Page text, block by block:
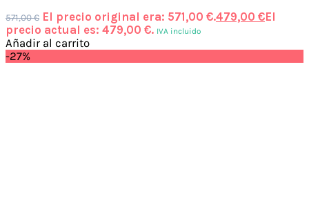
571,00€ El precio original era: 571,00 €.479,00 € El
precio actual es: 479,00 €. IVA incluido
Añadir al carrito
-27%